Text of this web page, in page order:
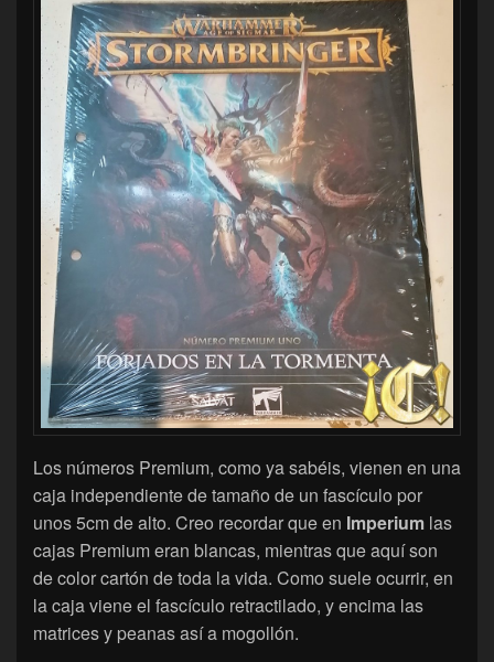
Los números Premium, como ya sabéis, vienen en una
caja independiente de tamaño de un fascículo por
unos 5cm de alto. Creo recordar que en Imperium las
cajas Premium eran blancas, mientras que aquí son
de color cartón de toda la vida. Como suele ocurrir, en
la caja viene el fascículo retractilado, y encima las
matrices y peanas así a mogollón.